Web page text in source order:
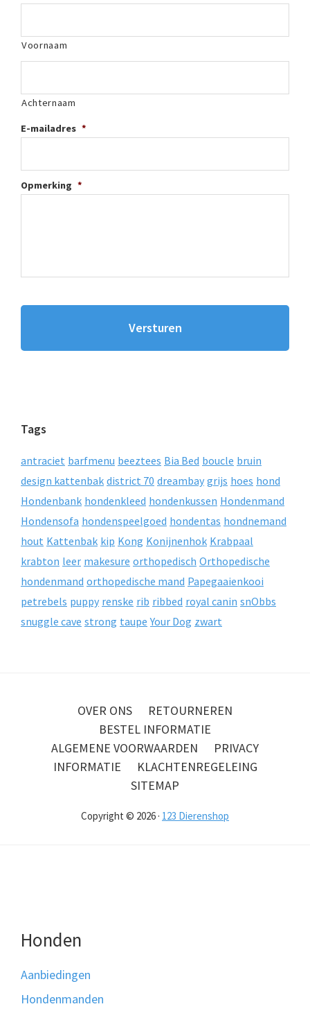
Voornaam
Achternaam
E-mailadres *
Opmerking *
Tags
antraciet barfmenu beeztees Bia Bed boucle bruin
design kattenbak district 70 dreambay grijs hoes hond
Hondenbank hondenkleed hondenkussen Hondenmand
Hondensofa hondenspeelgoed hondentas hondnemand
hout Kattenbak kip Kong Konijnenhok Krabpaal
krabton leer makesure orthopedisch Orthopedische
hondenmand orthopedische mand Papegaaienkooi
petrebels puppy renske rib ribbed royal canin snObbs
snuggle cave strong taupe Your Dog zwart
OVER ONS
RETOURNEREN
BESTEL INFORMATIE
ALGEMENE VOORWAARDEN
PRIVACY
INFORMATIE
KLACHTENREGELEING
SITEMAP
Copyright © 2026 · 123 Dierenshop
Honden
Aanbiedingen
Hondenmanden